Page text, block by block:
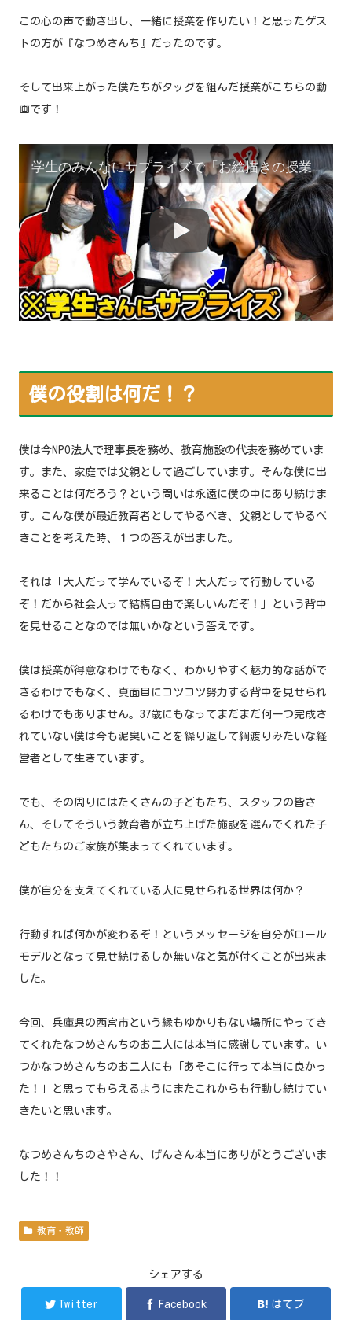
この心の声で動き出し、一緒に授業を作りたい！と思ったゲス
トの方が『なつめさんち』だったのです。
そして出来上がった僕たちがタッグを組んだ授業がこちらの動
画です！
学生のみんなにサプライズで「お絵描きの授業」してきちゃいました！【これからを生きる皆さんへのメッセージ】
僕の役割は何だ！？
僕は今NPO法人で理事長を務め、教育施設の代表を務めていま
す。また、家庭では父親として過ごしています。そんな僕に出
来ることは何だろう？という問いは永遠に僕の中にあり続けま
す。こんな僕が最近教育者としてやるべき、父親としてやるべ
きことを考えた時、１つの答えが出ました。
それは「大人だって学んでいるぞ！大人だって行動している
ぞ！だから社会人って結構自由で楽しいんだぞ！」という背中
を見せることなのでは無いかなという答えです。
僕は授業が得意なわけでもなく、わかりやすく魅力的な話がで
きるわけでもなく、真面目にコツコツ努力する背中を見せられ
るわけでもありません。37歳にもなってまだまだ何一つ完成さ
れていない僕は今も泥臭いことを繰り返して綱渡りみたいな経
営者として生きています。
でも、その周りにはたくさんの子どもたち、スタッフの皆さ
ん、そしてそういう教育者が立ち上げた施設を選んでくれた子
どもたちのご家族が集まってくれています。
僕が自分を支えてくれている人に見せられる世界は何か？
行動すれば何かが変わるぞ！というメッセージを自分がロール
モデルとなって見せ続けるしか無いなと気が付くことが出来ま
した。
今回、兵庫県の西宮市という縁もゆかりもない場所にやってき
てくれたなつめさんちのお二人には本当に感謝しています。い
つかなつめさんちのお二人にも「あそこに行って本当に良かっ
た！」と思ってもらえるようにまたこれからも行動し続けてい
きたいと思います。
なつめさんちのさやさん、げんさん本当にありがとうございま
した！！
教育・教師
シェアする
Twitter Facebook はてブ